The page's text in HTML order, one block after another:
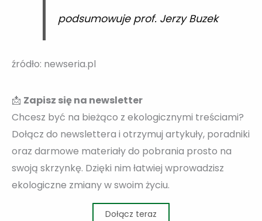
podsumowuje prof. Jerzy Buzek
źródło: newseria.pl
📩 Zapisz się na newsletter
Chcesz być na bieżąco z ekologicznymi treściami?
Dołącz do newslettera i otrzymuj artykuły, poradniki
oraz darmowe materiały do pobrania prosto na
swoją skrzynkę. Dzięki nim łatwiej wprowadzisz
ekologiczne zmiany w swoim życiu.
Dołącz teraz